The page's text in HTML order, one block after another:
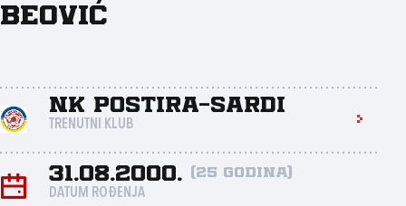
Beović
NK Postira-Sardi
TRENUTNI KLUB
31.08.2000. (25 godina)
DATUM ROĐENJA